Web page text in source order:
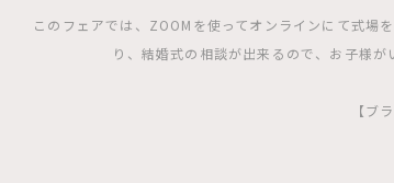
このフェアでは、ZOOMを使ってオンラインにて式場
り、結婚式の相談が出来るので、お子様
【ブ